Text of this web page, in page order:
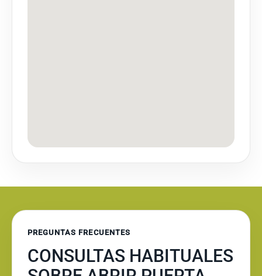
PREGUNTAS FRECUENTES
CONSULTAS HABITUALES